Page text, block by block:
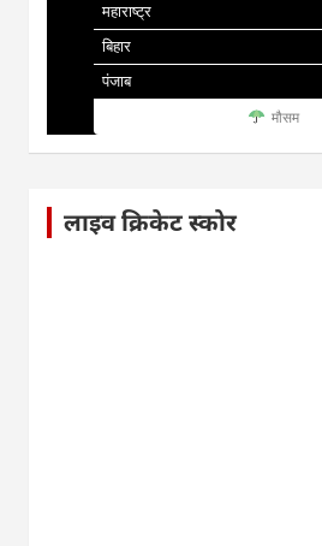
महाराष्ट्र
बिहार
पंजाब
मौसम
लाइव क्रिकेट स्कोर